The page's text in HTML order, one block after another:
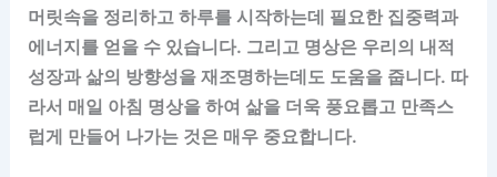
머릿속을 정리하고 하루를 시작하는데 필요한 집중력과
에너지를 얻을 수 있습니다. 그리고 명상은 우리의 내적
성장과 삶의 방향성을 재조명하는데도 도움을 줍니다. 따
라서 매일 아침 명상을 하여 삶을 더욱 풍요롭고 만족스
럽게 만들어 나가는 것은 매우 중요합니다.